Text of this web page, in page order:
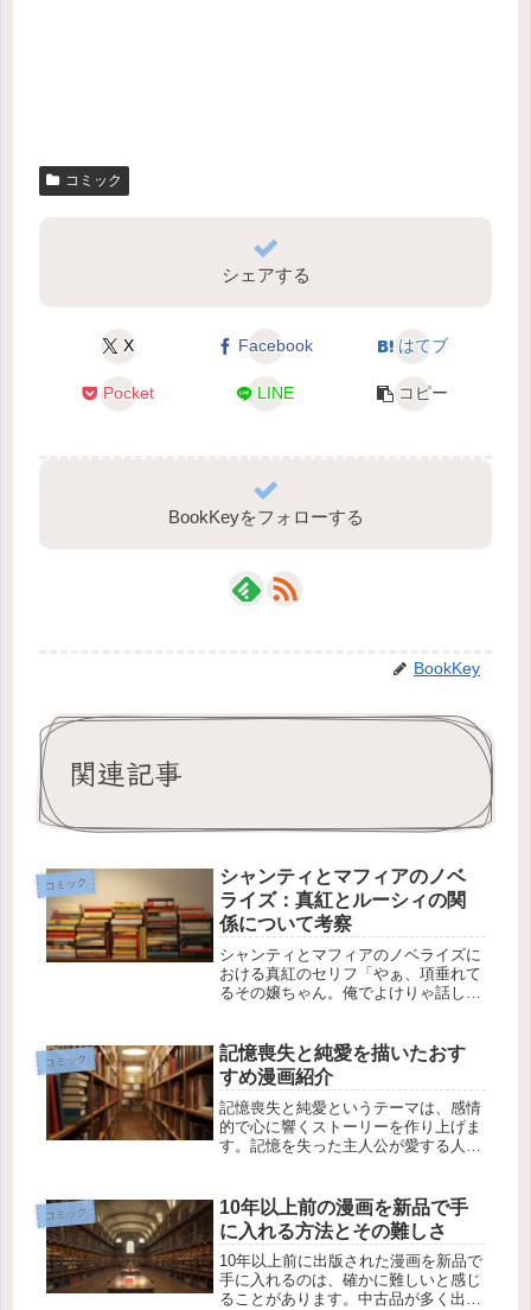
コミック
シェアする
X Facebook はてブ
Pocket LINE コピー
BookKeyをフォローする
BookKey
関連記事
コミック
シャンティとマフィアのノベ
ライズ：真紅とルーシィの関
係について考察
シャンティとマフィアのノベライズに
おける真紅のセリフ「やぁ、項垂れて
るその嬢ちゃん。俺でよけりゃ話して
のキャラクターに向けられたものか、
特に真紅とルーシィの関係について考
察...
コミック
記憶喪失と純愛を描いたおす
すめ漫画紹介
記憶喪失と純愛というテーマは、感情
的で心に響くストーリーを作り上げま
す。記憶を失った主人公が愛する人と
ん。この記事では、記憶喪失×純愛を
テーマにしたおすすめの漫画をいくつ
か紹...
コミック
10年以上前の漫画を新品で手
に入れる方法とその難しさ
10年以上前に出版された漫画を新品で
手に入れるのは、確かに難しいと感じ
ることがあります。中古品が多く出回